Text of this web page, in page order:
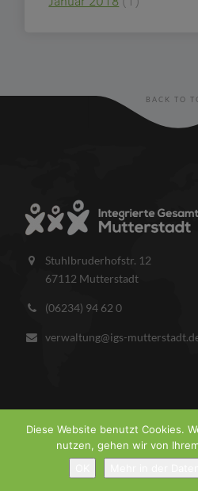
BACK TO
Stuhlbruderhofstr. 12
67112 Mutterstadt
(06234) 94 62 0
verwaltung@igs-
COPYRIGHT © 2026 IGS MUTTERSTADT.
Diese Website benutzt Cookies.
nutzen, gehen wir von